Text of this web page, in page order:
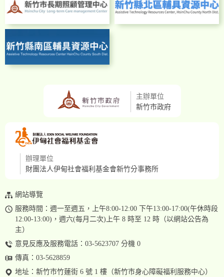
主辦單位
新竹市政府
辦理單位
財團法人伊甸社會福利基金會新竹分事務所
網站導覽
服務時間：週一至週五，上午8:00-12:00 下午13:00-17:00(午休時段
12:00-13:00)，週六(每月二次)上午 8 時至 12 時（以網站公告為
主）
意見反應及服務電話：03-5623707 分機 0
傳真：03-5628859
地址： 新竹市竹蓮街 6 號 1 樓（新竹市身心障礙福利服務中心）